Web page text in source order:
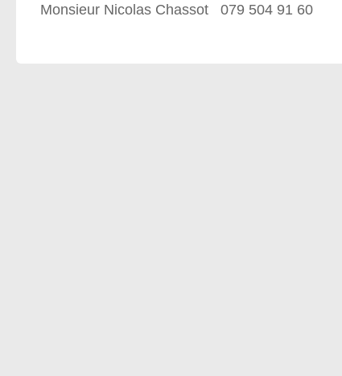
Monsieur Nicolas Chassot 079 504 91 60